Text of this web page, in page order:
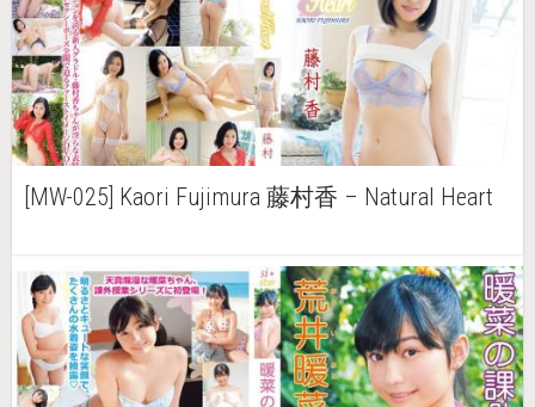
[MW-025] Kaori Fujimura 藤村香 – Natural Heart